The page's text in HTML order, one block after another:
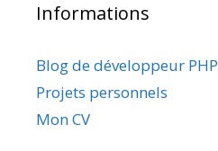
Informations
Blog de développeur PHP
Projets personnels
Mon CV